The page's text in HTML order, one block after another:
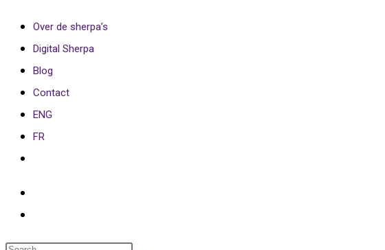
Over de sherpa’s
Digital Sherpa
Blog
Contact
ENG
FR